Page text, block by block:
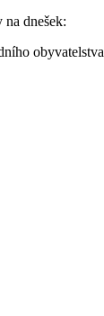
na dnešek:
obyvatelstva